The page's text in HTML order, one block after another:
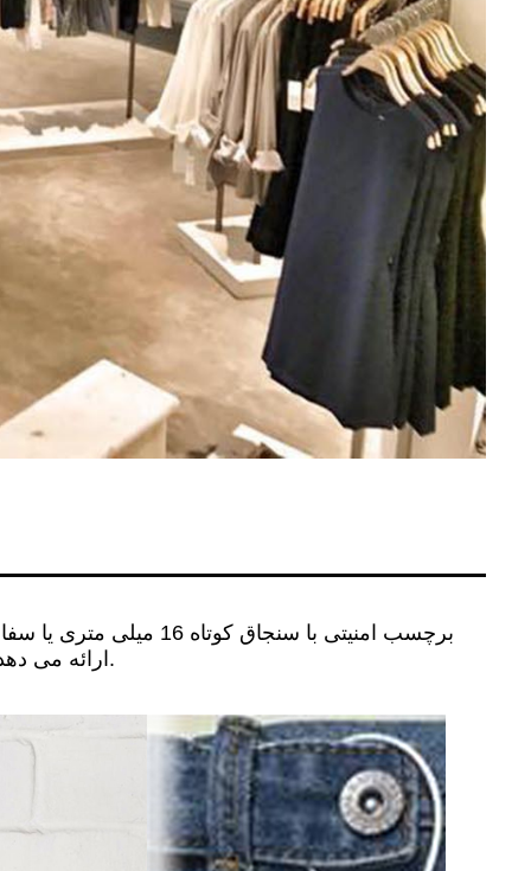
ارائه می دهد.مخصوصاً برای پارچه ابریشمی از تگ اتاگترون با بند از طریق دکمه استفاده کنید که بهتر است از آسیب جلوگیری شود.